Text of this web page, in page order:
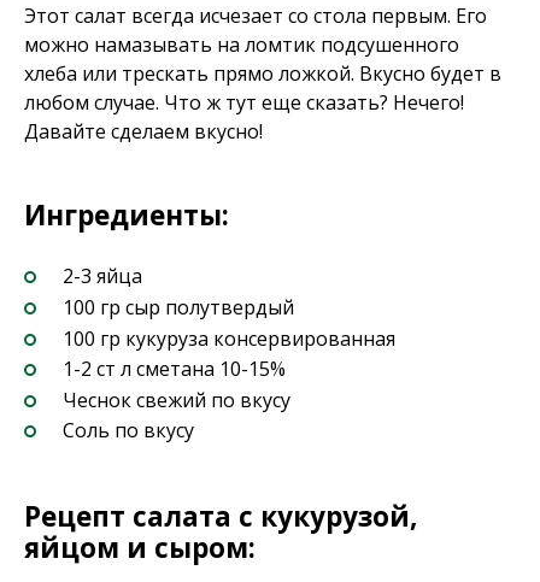
Этот салат всегда исчезает со стола первым. Его
можно намазывать на ломтик подсушенного
хлеба или трескать прямо ложкой. Вкусно будет в
любом случае. Что ж тут еще сказать? Нечего!
Давайте сделаем вкусно!
Ингредиенты:
2-3 яйца
100 гр сыр полутвердый
100 гр кукуруза консервированная
1-2 ст л сметана 10-15%
Чеснок свежий по вкусу
Соль по вкусу
Рецепт салата с кукурузой,
яйцом и сыром: